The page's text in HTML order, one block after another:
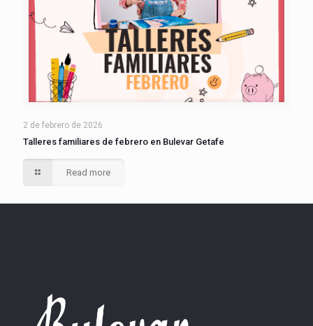
2 de febrero de 2026
Talleres familiares de febrero en Bulevar Getafe
Read more